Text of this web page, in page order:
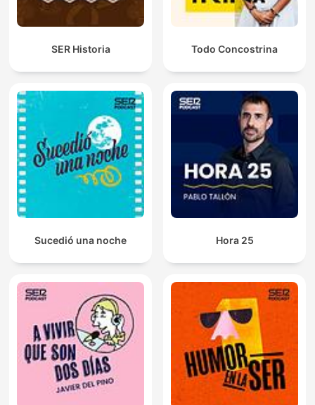
SER Historia Todo Concostrina
Sucedió una noche Hora 25